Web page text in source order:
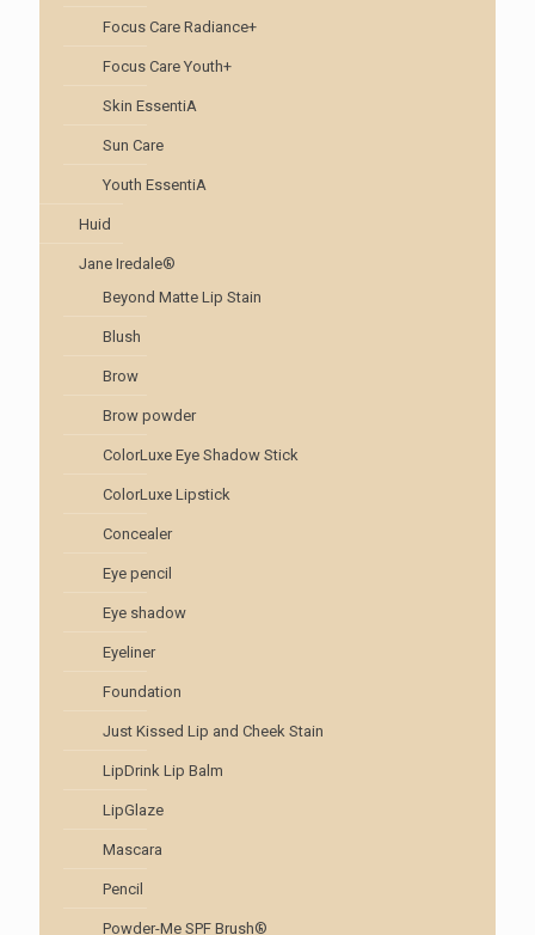
Focus Care Radiance+
Focus Care Youth+
Skin EssentiA
Sun Care
Youth EssentiA
Huid
Jane Iredale®
Beyond Matte Lip Stain
Blush
Brow
Brow powder
ColorLuxe Eye Shadow Stick
ColorLuxe Lipstick
Concealer
Eye pencil
Eye shadow
Eyeliner
Foundation
Just Kissed Lip and Cheek Stain
LipDrink Lip Balm
LipGlaze
Mascara
Pencil
Powder-Me SPF Brush®